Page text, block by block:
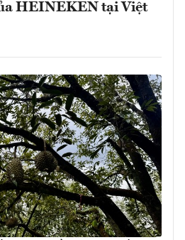
HEINEKEN tại Việt